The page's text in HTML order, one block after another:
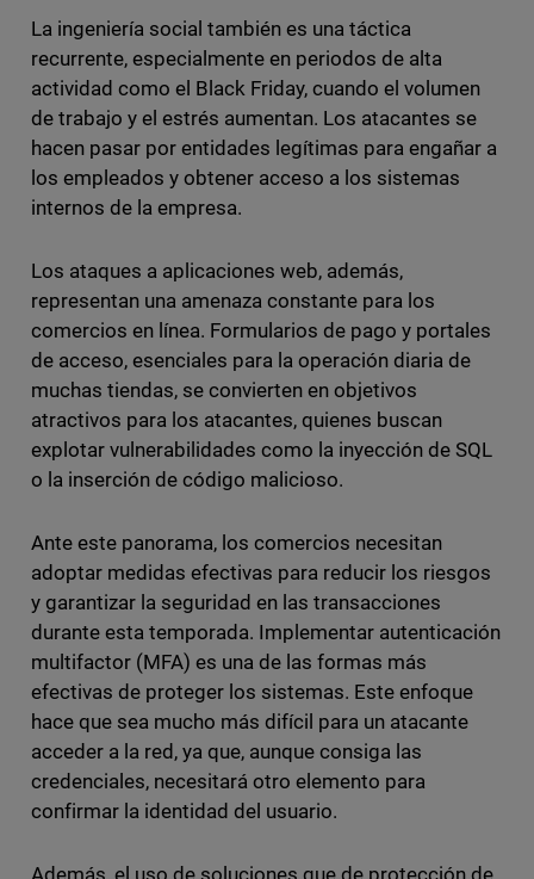
La ingeniería social también es una táctica
recurrente, especialmente en periodos de alta
actividad como el Black Friday, cuando el volumen
de trabajo y el estrés aumentan. Los atacantes se
hacen pasar por entidades legítimas para engañar a
los empleados y obtener acceso a los sistemas
internos de la empresa.
Los ataques a aplicaciones web, además,
representan una amenaza constante para los
comercios en línea. Formularios de pago y portales
de acceso, esenciales para la operación diaria de
muchas tiendas, se convierten en objetivos
atractivos para los atacantes, quienes buscan
explotar vulnerabilidades como la inyección de SQL
o la inserción de código malicioso.
Ante este panorama, los comercios necesitan
adoptar medidas efectivas para reducir los riesgos
y garantizar la seguridad en las transacciones
durante esta temporada. Implementar autenticación
multifactor (MFA) es una de las formas más
efectivas de proteger los sistemas. Este enfoque
hace que sea mucho más difícil para un atacante
acceder a la red, ya que, aunque consiga las
credenciales, necesitará otro elemento para
confirmar la identidad del usuario.